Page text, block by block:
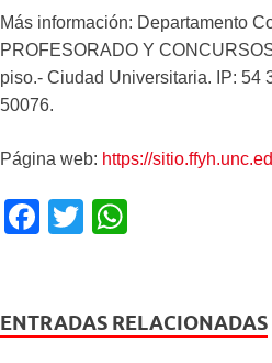
Más información: Departamento
PROFESORADO Y
piso.- Ciudad Universitaria. IP: 54
50076.
Página web: https://
F
e
T
er s
ENTRADAS RELACIONADAS